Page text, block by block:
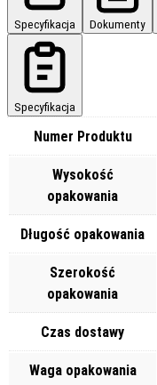
Specyfikacja Dokumenty
Specyfikacja
Numer Produktu
Wysokość
opakowania
Długość opakowania
Szerokość
opakowania
Czas dostawy
Waga opakowania